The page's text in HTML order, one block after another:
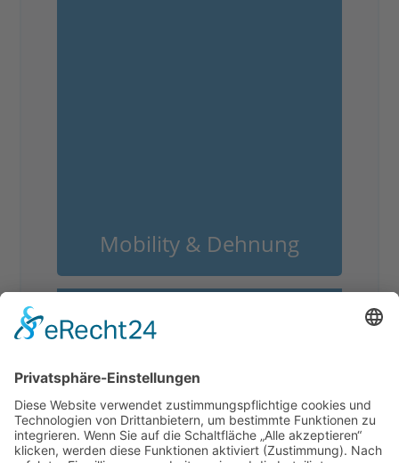
Mobility & Dehnung
Kleingruppentraining